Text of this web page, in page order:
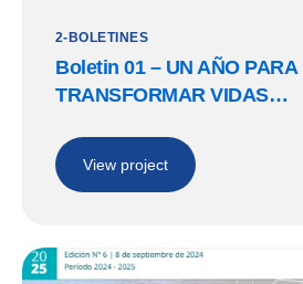
2-BOLETINES
Boletin 01 – UN AÑO PARA
TRANSFORMAR VIDAS…
View project